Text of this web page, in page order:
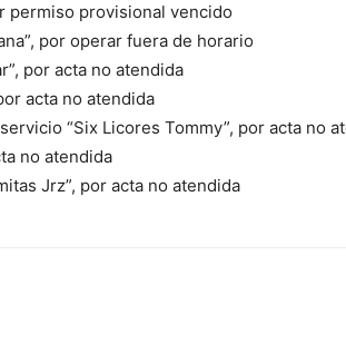
permiso provisional vencido
por operar fuera de horario
por acta no atendida
acta no atendida
“Six Licores Tommy”, por acta no
no atendida
Jrz”, por acta no atendida